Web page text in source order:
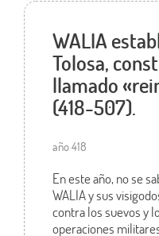
WALIA
Tolosa,
llamado
(418-507).
año 418
En este año, no se
WALIA y sus
contra los suevos y
operaciones